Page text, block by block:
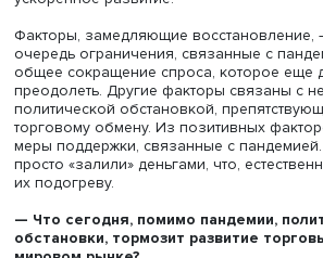
Сначала металлы пошли вверх,
нормально, потому что во время
восстановления экономики,
резко повышается.
Но есть очень большая проблема с
значительная часть сектора услуг
связана с поездками. И эта часть
при том, что торговля услугами в
связанные в основном с IT-
ускоренное развитие.